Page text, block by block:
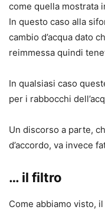
come quella mostrata
In questo caso alla
cambio d’acqua dato
reimmessa quindi
In qualsiasi caso
per i rabbocchi
Un discorso a parte,
d’accordo, va invece
… il filtro
Come abbiamo visto,